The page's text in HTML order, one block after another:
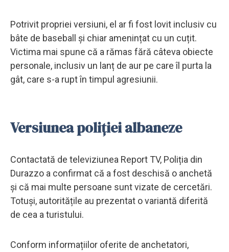
Potrivit propriei versiuni, el ar fi fost lovit inclusiv cu
bâte de baseball și chiar amenințat cu un cuțit.
Victima mai spune că a rămas fără câteva obiecte
personale, inclusiv un lanț de aur pe care îl purta la
gât, care s-a rupt în timpul agresiunii.
Versiunea poliției albaneze
Contactată de televiziunea Report TV, Poliția din
Durazzo a confirmat că a fost deschisă o anchetă
și că mai multe persoane sunt vizate de cercetări.
Totuși, autoritățile au prezentat o variantă diferită
de cea a turistului.
Conform informațiilor oferite de anchetatori,